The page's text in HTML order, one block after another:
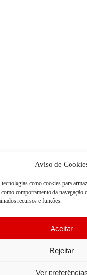
Aviso de
como cookies para
comportamento da
recursos e funções.
Aceitar
Rejeitar
Ver